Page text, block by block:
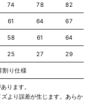
74 78 82
61 64 67
58 61 64
25 27 29
割り仕様
ります。
より誤差が生じます。あらか